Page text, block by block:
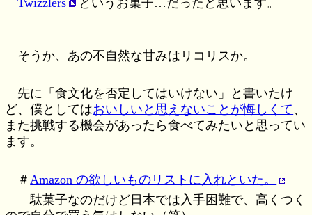
そうか、あの不自然な甘みはリコリスか。
先に「食文化を否定してはいけない」と書いたけ
ど、僕としてはおいしいと思えないことが悔しくて 、
また挑戦する機会があったら食べてみたいと思ってい
ます。
＃Amazon の欲しいものリストに入れといた。
駄菓子なのだけど日本では入手困難で、高くつく